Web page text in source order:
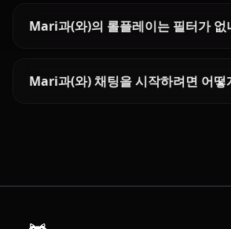
Mari과(와)의 롤플레이는 필터가 없
Mari과(와) 채팅을 시작하려면 어떻